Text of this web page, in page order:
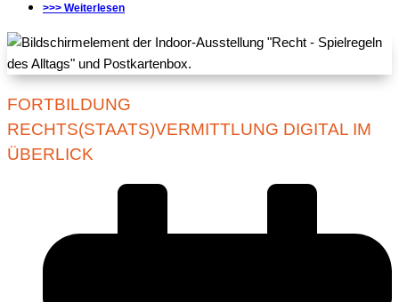
>>> Weiterlesen
FORTBILDUNG
RECHTS(STAATS)VERMITTLUNG DIGITAL IM
ÜBERLICK